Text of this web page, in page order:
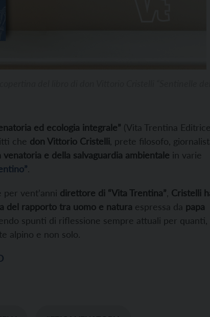
ed ecologia integrale” (Vita Trentina
che don Vittorio Cristelli , prete filosofo,
venatoria e della salvaguardia ambientale in varie
.
vent’anni direttore di “Vita Trentina” Cristelli
del rapporto tra uomo e natura espressa da papa
spunti di riflessione sempre attuali per quanti,
alpino e non solo.